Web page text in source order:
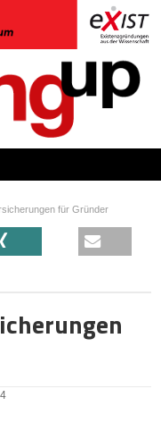
für Gründer